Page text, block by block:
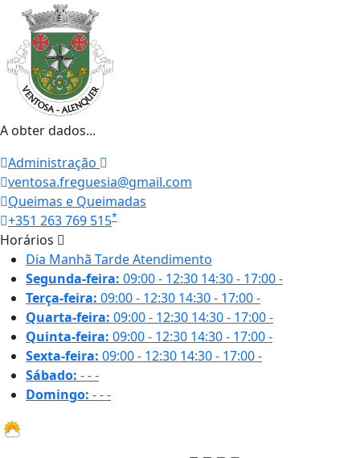
A obter dados...
Administração
ventosa.freguesia@gmail.com
Queimas e Queimadas
+351 263 769 515*
Horários
Dia Manhã TardeAtendimento
Segunda-feira: 09:00 - 12:30 14:30 - 17:00-
Terça-feira: 09:00 - 12:30 14:30 - 17:00-
Quarta-feira: 09:00 - 12:30 14:30 - 17:00-
Quinta-feira: 09:00 - 12:30 14:30 - 17:00-
Sexta-feira: 09:00 - 12:30 14:30 - 17:00-
Sábado: ---
Domingo: ---